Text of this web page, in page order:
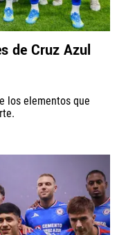
de Cruz Azul
los elementos que